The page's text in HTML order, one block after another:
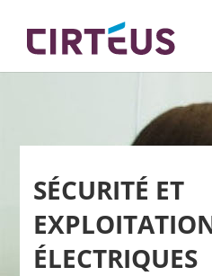
SÉCURITÉ ET
ÉLECTRIQUES